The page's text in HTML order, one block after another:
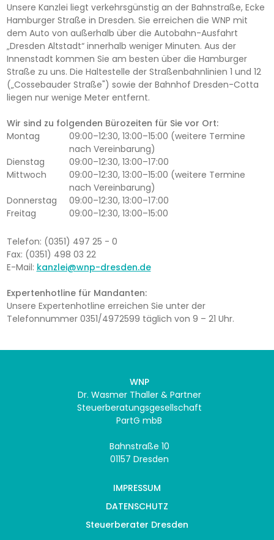
Unsere Kanzlei liegt verkehrsgünstig an der Bahnstraße, Ecke
Hamburger Straße in Dresden. Sie erreichen die WNP mit
dem Auto von außerhalb über die Autobahn-Ausfahrt
„Dresden Altstadt“ innerhalb weniger Minuten. Aus der
Innenstadt kommen Sie am besten über die Hamburger
Straße zu uns. Die Haltestelle der Straßenbahnlinien 1 und 12
(„Cossebauder Straße") sowie der Bahnhof Dresden-Cotta
liegen nur wenige Meter entfernt.
Wir sind zu folgenden Bürozeiten für Sie vor Ort:
Montag
09:00–12:30, 13:00–15:00 (weitere Termine
nach Vereinbarung)
Dienstag
09:00–12:30, 13:00–17:00
Mittwoch
09:00–12:30, 13:00–15:00 (weitere Termine
nach Vereinbarung)
Donnerstag
09:00–12:30, 13:00–17:00
Freitag
09:00–12:30, 13:00–15:00
Telefon: (0351) 497 25 - 0
Fax: (0351) 498 03 22
E-Mail: kanzlei@wnp-dresden.de
Expertenhotline für Mandanten:
Unsere Expertenhotline erreichen Sie unter der
Telefonnummer 0351/4972599 täglich von 9 – 21 Uhr.
WNP
Dr. Wasmer Thaller & Partner
Steuerberatungsgesellschaft
PartG mbB
Bahnstraße 10
01157 Dresden
IMPRESSUM
DATENSCHUTZ
Steuerberater Dresden